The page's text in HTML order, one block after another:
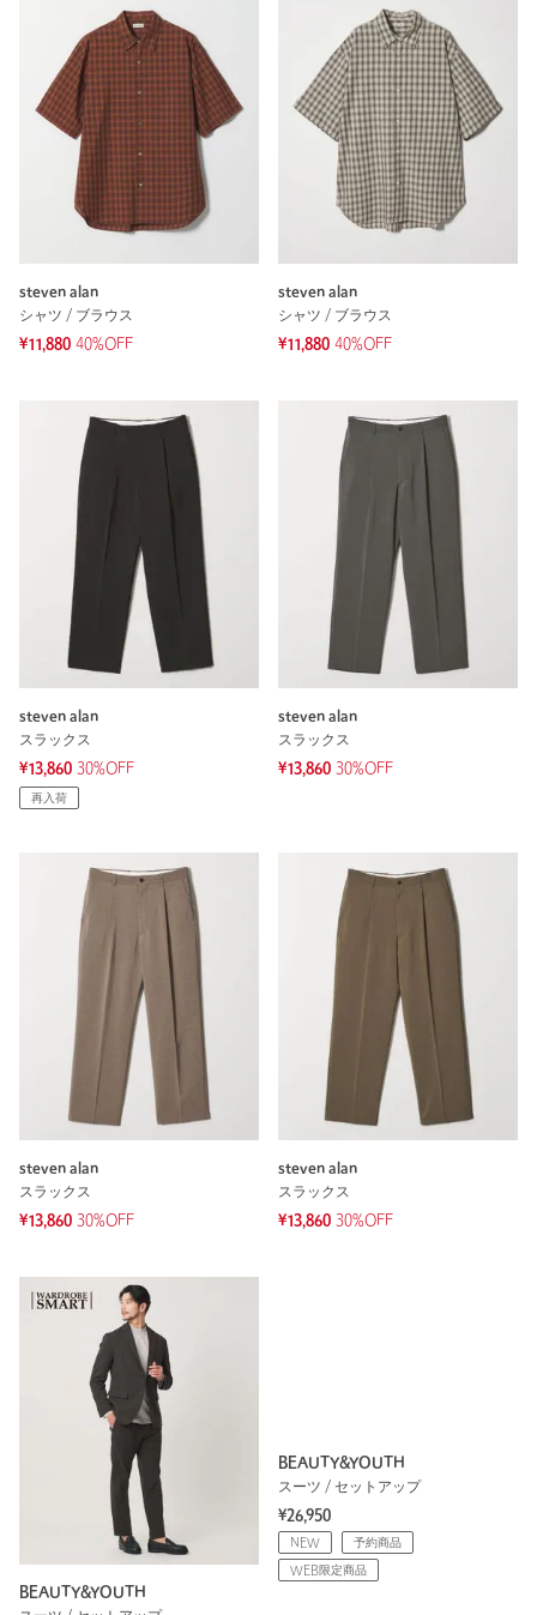
steven alan
シャツ / ブラウス
¥11,880 40%OFF
steven alan
シャツ / ブラウス
¥11,880 40%OFF
steven alan
スラックス
¥13,860 30%OFF
再入荷
steven alan
スラックス
¥13,860 30%OFF
steven alan
スラックス
¥13,860 30%OFF
steven alan
スラックス
¥13,860 30%OFF
BEAUTY&YOUTH
BEAUTY&YOUTH
スーツ / セットアップ
¥26,950
NEW 予約商品
WEB限定商品